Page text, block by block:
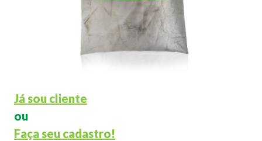
Já sou cliente
ou
Faça seu cadastro!